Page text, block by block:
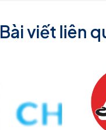
Bài viết liên